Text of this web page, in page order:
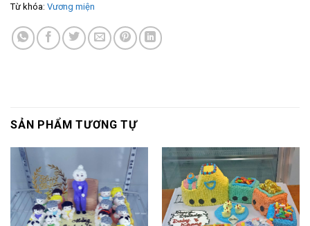
Từ khóa: Vương miện
SẢN PHẨM TƯƠNG TỰ